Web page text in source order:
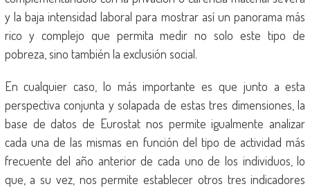
y la baja intensidad laboral para mostrar así un panorama más
rico y complejo que permita medir no solo este tipo de
pobreza, sino también la exclusión social.
En cualquier caso, lo más importante es que junto a esta
perspectiva conjunta y solapada de estas tres dimensiones, la
base de datos de Eurostat nos permite igualmente analizar
cada una de las mismas en función del tipo de actividad más
frecuente del año anterior de cada uno de los individuos, lo
que, a su vez, nos permite establecer otros tres indicadores